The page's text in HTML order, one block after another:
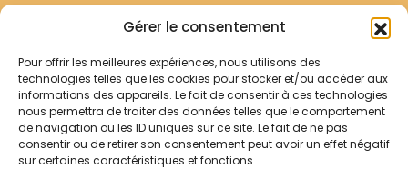
Gérer le consentement
Pour offrir les meilleures expériences, nous utilisons des
technologies telles que les cookies pour stocker et/ou accéder aux
informations des appareils. Le fait de consentir à ces technologies
nous permettra de traiter des données telles que le comportement
de navigation ou les ID uniques sur ce site. Le fait de ne pas
consentir ou de retirer son consentement peut avoir un effet négatif
sur certaines caractéristiques et fonctions.
Archives Franciscaines
RECHERCHER
Comment chercher ?
Les archives
Notre démarche